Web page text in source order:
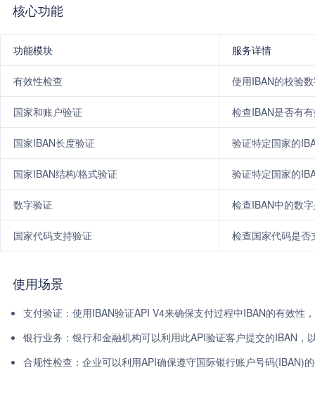
核心功能
功能模块 服务详情
有效性检查 使用IBAN的校验
国家和账户验证 检查IBAN是否有
国家IBAN长度验证 验证特定国家的
国家IBAN结构/格式验证 验证特定国家的
数字验证 检查IBAN中的数
国家代码支持验证 检查国家代码是否
使用场景
支付验证：使用IBAN验证API V4来确保支付过程中IBAN的有效性
银行业务：银行和金融机构可以利用此API验证客户提交的IBAN，
合规性检查：企业可以利用API确保遵守国际银行账户号码(IBAN)